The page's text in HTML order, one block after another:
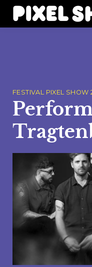
FESTIVAL PIXEL SHOW